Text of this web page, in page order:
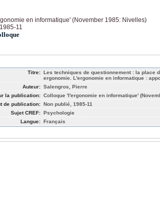
en informatique' (November 1985: Nivelles)
11
Titre: Les techniques de questionnement : la place
ergonomie. L'ergonomie en informatique :
Auteur: Salengros, Pierre
la publication: Colloque 'l'ergonomie en informatique'
de publication: Non publié, 1985-11
Sujet CREF: Psychologie
Langue: Français